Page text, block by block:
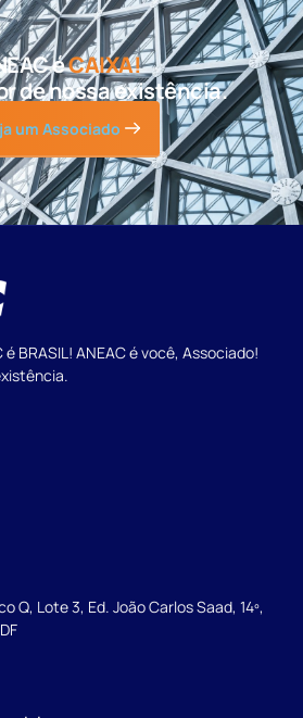
éCAIXA!
de nossa existência.
um Associado
é BRASIL! ANEAC é você, Associado!
Q, Lote 3, Ed. João Carlos Saad, 14º,